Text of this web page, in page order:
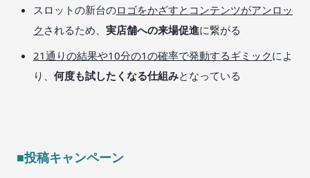
スロットの新台のロゴをかざすとコンテンツがアンロッ
ク されるため、 実店舗への来場促進に繋がる
21通りの結果や10分の1の確率で発動するギミックによ
り、 何度も試したくなる仕組みとなっている
■投稿キャンペーン